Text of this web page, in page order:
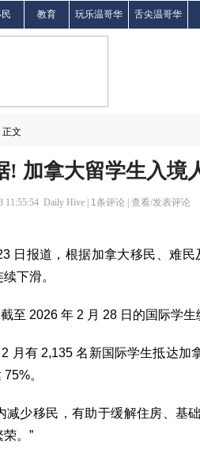
教育 玩乐温哥华 舌尖温哥华
正文
! 加拿大留学生入境
11:55:54 Daily Hive | 1条评论 | 查看/发表评论
日报道，根据加拿大移民、难
下滑。
至 2026 年 2 月 28 日的国际学生
月有 2,135 名新国际学生抵达加
。
减少移民，有助于缓解住房、基
。”